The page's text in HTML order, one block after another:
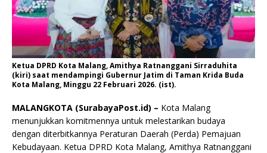
Ketua DPRD Kota Malang, Amithya Ratnanggani Sirraduhita
(kiri) saat mendampingi Gubernur Jatim di Taman Krida Buda
Kota Malang, Minggu 22 Februari 2026. (ist).
MALANGKOTA (SurabayaPost.id) – Kota Malang
menunjukkan komitmennya untuk melestarikan budaya
dengan diterbitkannya Peraturan Daerah (Perda) Pemajuan
Kebudayaan. Ketua DPRD Kota Malang, Amithya Ratnanggani